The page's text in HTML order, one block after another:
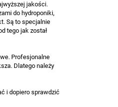
jakości.
do hydroponiki,
Są to specjalnie
tego jak został
Profesjonalne
Dlatego należy
i dopiero sprawdzić